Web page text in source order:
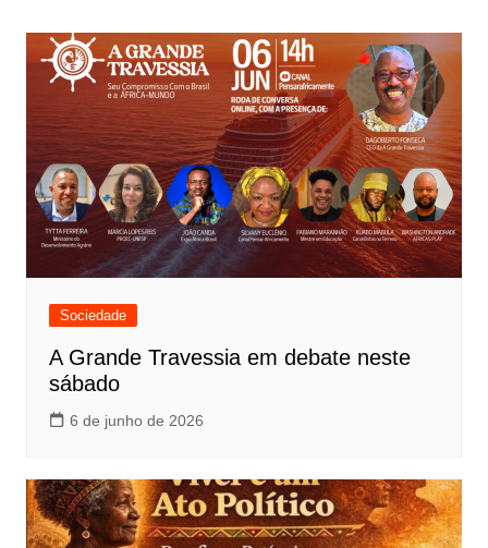
Post
Sociedade
A Grande Travessia em debate neste
sábado
6 de junho de 2026